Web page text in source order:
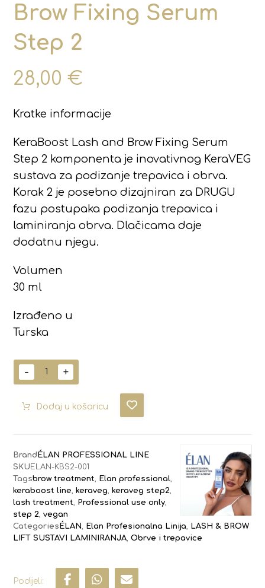
Brow Fixing Serum
Step 2
28,00€
Kratke informacije
KeraBoost Lash and Brow Fixing Serum
Step 2 komponenta je inovativnog KeraVEG
sustava za podizanje trepavica i obrva.
Korak 2 je posebno dizajniran za DRUGU
fazu postupaka podizanja trepavica i
laminiranja obrva. Dlačicama daje
dodatnu njegu.
Volumen
30 ml
Izrađeno u
Turska
- +
Dodaj u košaricu
Brand ÉLAN PROFESSIONAL LINE
SKU ELAN-KBS2-001
Tagsbrow treatment Elan professional
keraboost line
keraveg keraveg step2
lash treatment
Professional use only
step 2 ,vegan
Categories ÉLAN Elan Profesionalna Linija
LASH & BROW
LIFT SUSTAVI LAMINIRANJA ,Obrve i trepavice